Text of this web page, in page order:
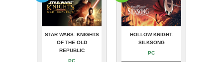
STAR WARS: KNIGHTS
OF THE OLD
REPUBLIC
PC
HOLLOW KNIGHT:
SILKSONG
PC